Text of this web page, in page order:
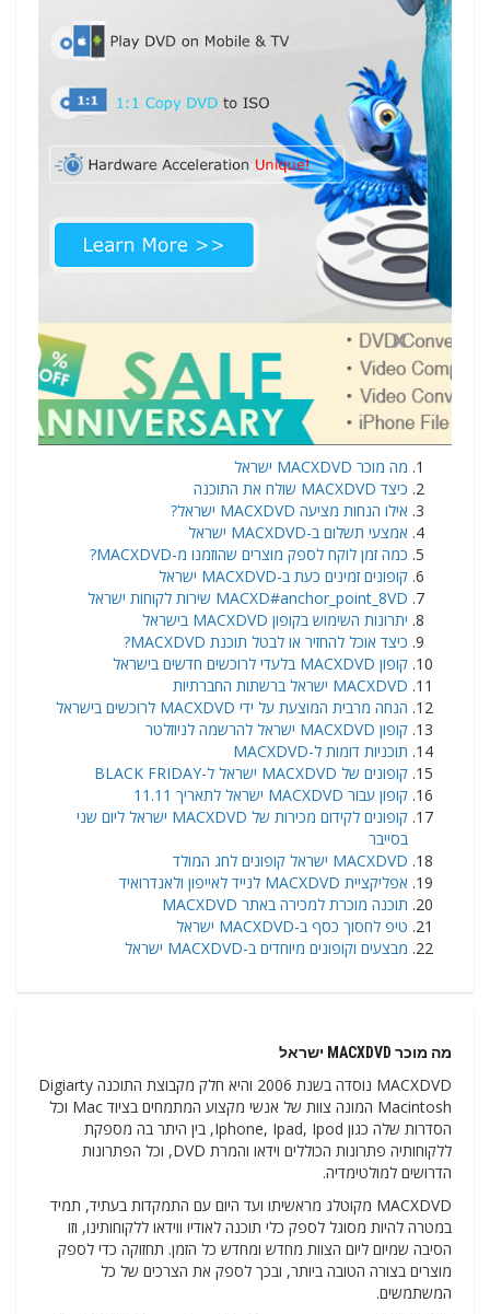
מה מוכר MACXDVD ישראל
כיצד MACXDVD שולח את התוכנה
אילו הנחות מציעה MACXDVD ישראל?
אמצעי תשלום ב-MACXDVD ישראל
כמה זמן לוקח לספק מוצרים שהוזמנו מ-MACXDVD?
קופונים זמינים כעת ב-MACXDVD ישראל
MACXD#anchor_point_8VD שירות לקוחות ישראל
יתרונות השימוש בקופון MACXDVD בישראל
כיצד אוכל להחזיר או לבטל תוכנת MACXDVD?
קופון MACXDVD בלעדי לרוכשים חדשים בישראל
MACXDVD ישראל ברשתות החברתיות
הנחה מרבית המוצעת על ידי MACXDVD לרוכשים בישראל
קופון MACXDVD ישראל להרשמה לניוזלטר
תוכניות דומות ל-MACXDVD
קופונים של MACXDVD ישראל ל-BLACK FRIDAY
קופון עבור MACXDVD ישראל לתאריך 11.11
קופונים לקידום מכירות של MACXDVD ישראל ליום שני
בסייבר
MACXDVD ישראל קופונים לחג המולד
אפליקציית MACXDVD לנייד לאייפון ולאנדרואיד
תוכנה מוכרת למכירה באתר MACXDVD
טיפ לחסוך כסף ב-MACXDVD ישראל
מבצעים וקופונים מיוחדים ב-MACXDVD ישראל
מה מוכר MACXDVD ישראל
MACXDVD נוסדה בשנת 2006 והיא חלק מקבוצת התוכנה Digiarty
Macintosh המונה צוות של אנשי מקצוע המתמחים בציוד Mac וכל
הסדרות שלה כגון Iphone, Ipad, Ipod, בין היתר בה מספקת
ללקוחותיה פתרונות הכוללים וידאו והמרת DVD, וכל הפתרונות
הדרושים למולטימדיה.
MACXDVD מקוטלג מראשיתו ועד היום עם התמקדות בעתיד, תמיד
במטרה להיות מסוגל לספק כלי תוכנה לאודיו ווידאו ללקוחותינו, וזו
הסיבה שמיום ליום הצוות מחדש ומחדש כל הזמן. תחזוקה כדי לספק
מוצרים בצורה הטובה ביותר, ובכך לספק את הצרכים של כל
המשתמשים.